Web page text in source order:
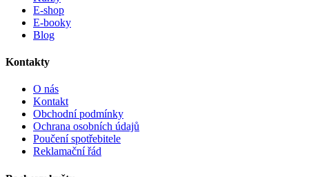
E-shop
E-booky
Blog
Kontakty
O nás
Kontakt
Obchodní podmínky
Ochrana osobních údajů
Poučení spotřebitele
Reklamační řád